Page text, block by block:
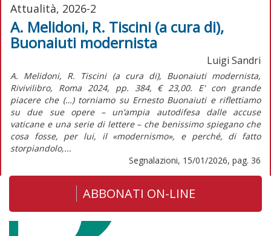
Attualità, 2026-2
A. Melidoni, R. Tiscini (a cura di),
Buonaiuti modernista
Luigi Sandri
A. Melidoni, R. Tiscini (a cura di), Buonaiuti modernista,
Rivivilibro, Roma 2024, pp. 384, € 23,00. E' con grande
piacere che (…) torniamo su Ernesto Buonaiuti e riflettiamo
su due sue opere – un’ampia autodifesa dalle accuse
vaticane e una serie di lettere – che benissimo spiegano che
cosa fosse, per lui, il «modernismo», e perché, di fatto
storpiandolo,...
Segnalazioni, 15/01/2026, pag. 36
ABBONATI ON-LINE